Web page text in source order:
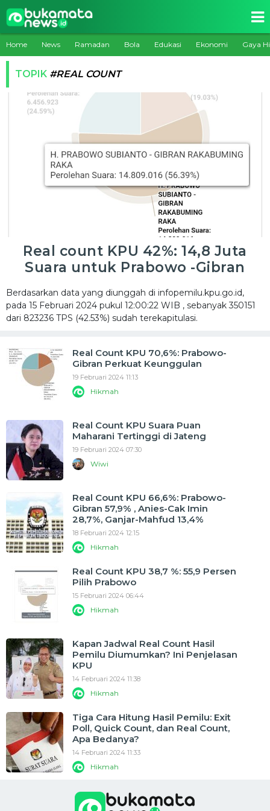
Home News Ramadan Bola Edukasi Ekonomi Gaya
TOPIK #REAL COUNT
Real count KPU 42%: 14,8 Juta
Suara untuk Prabowo -Gibran
Berdasarkan data yang diunggah di infopemilu.kpu.go.id,
pada 15 Februari 2024 pukul 12:00:22 WIB , sebanyak 350151
dari 823236 TPS (42.53%) sudah terekapitulasi.
Real Count KPU 70,6%: Prabowo-
Gibran Perkuat Keunggulan
19 Februari 2024 11:13
Hikmah
Real Count KPU Suara Puan
Maharani Tertinggi di Jateng
19 Februari 2024 07:30
Wiwi
Real Count KPU 66,6%: Prabowo-
Gibran 57,9% , Anies-Cak Imin
28,7%, Ganjar-Mahfud 13,4%
18 Februari 2024 12:15
Hikmah
Real Count KPU 38,7 %: 55,9 Persen
Pilih Prabowo
15 Februari 2024 06:44
Hikmah
Kapan Jadwal Real Count Hasil
Pemilu Diumumkan? Ini Penjelasan
KPU
14 Februari 2024 11:38
Hikmah
Tiga Cara Hitung Hasil Pemilu: Exit
Poll, Quick Count, dan Real Count,
Apa Bedanya?
14 Februari 2024 11:33
Hikmah